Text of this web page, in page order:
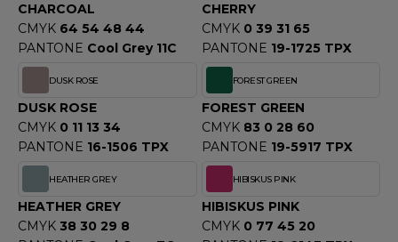
PROFESSIONNELLE
SERIE
CHARCOAL
CMYK 64 54 48 44
PANTONE Cool Grey 11C
CHERRY
CMYK 0 39 31 65
PANTONE 19-1725 TPX
DUSK ROSE
DUSK ROSE
CMYK 0 11 13 34
PANTONE 16-1506 TPX
FOREST GREEN
FOREST GREEN
CMYK 83 0 28 60
PANTONE 19-5917 TPX
HEATHER GREY
HEATHER GREY
CMYK 38 30 29 8
HIBISKUS PINK
HIBISKUS PINK
CMYK 0 77 45 20